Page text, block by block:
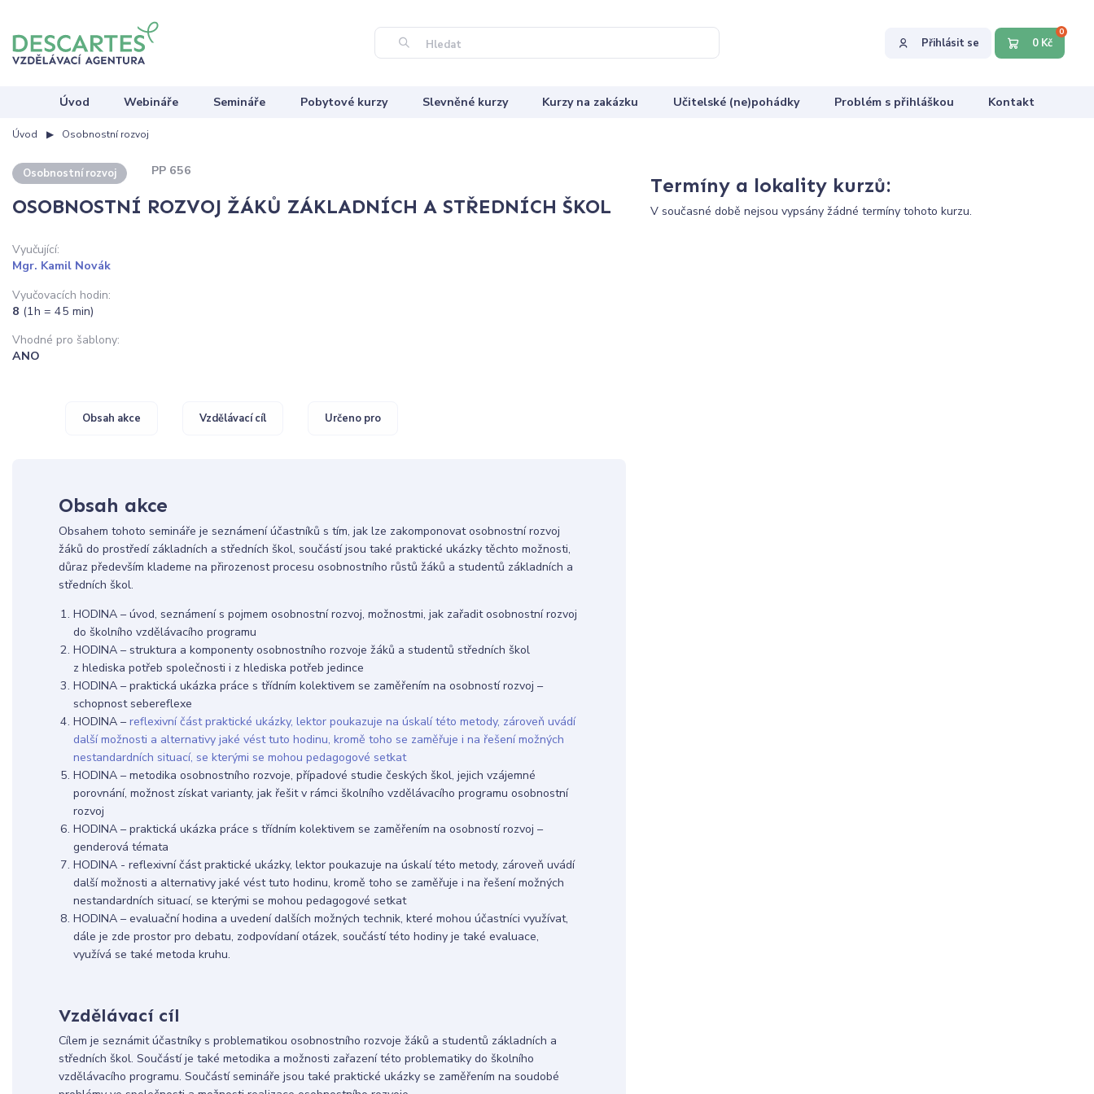
Hledat Přihlásit se 0 Kč
0
Úvod Webináře Semináře Pobytové kurzy Slevněné kurzy Kurzy na zakázku Učitelské (ne)pohádky Problém s přihláškou Kontakt
Úvod Osobnostní rozvoj
Osobnostní rozvoj PP 656
OSOBNOSTNÍ ROZVOJ ŽÁKŮ ZÁKLADNÍCH A STŘEDNÍCH ŠKOL
Vyučující:
Mgr. Kamil Novák
Vyučovacích hodin:
8 (1h = 45 min)
Vhodné pro šablony:
ANO
Obsah akce Vzdělávací cíl Určeno pro
Obsah akce
Obsahem tohoto semináře je seznámení účastníků s tím, jak lze zakomponovat osobnostní rozvoj
žáků do prostředí základních a středních škol, součástí jsou také praktické ukázky těchto možnosti,
důraz především klademe na přirozenost procesu osobnostního růstů žáků a studentů základních a
středních škol.
HODINA – úvod, seznámení s pojmem osobnostní rozvoj, možnostmi, jak zařadit osobnostní rozvoj
do školního vzdělávacího programu
HODINA – struktura a komponenty osobnostního rozvoje žáků a studentů středních škol
z hlediska potřeb společnosti i z hlediska potřeb jedince
HODINA – praktická ukázka práce s třídním kolektivem se zaměřením na osobností rozvoj –
schopnost sebereflexe
HODINA – reflexivní část praktické ukázky, lektor poukazuje na úskalí této metody, zároveň uvádí
další možnosti a alternativy jaké vést tuto hodinu, kromě toho se zaměřuje i na řešení možných
nestandardních situací, se kterými se mohou pedagogové setkat
HODINA – metodika osobnostního rozvoje, případové studie českých škol, jejich vzájemné
porovnání, možnost získat varianty, jak řešit v rámci školního vzdělávacího programu osobnostní
rozvoj
HODINA – praktická ukázka práce s třídním kolektivem se zaměřením na osobností rozvoj –
genderová témata
HODINA - reflexivní část praktické ukázky, lektor poukazuje na úskalí této metody, zároveň uvádí
další možnosti a alternativy jaké vést tuto hodinu, kromě toho se zaměřuje i na řešení možných
nestandardních situací, se kterými se mohou pedagogové setkat
HODINA – evaluační hodina a uvedení dalších možných technik, které mohou účastníci využívat,
dále je zde prostor pro debatu, zodpovídaní otázek, součástí této hodiny je také evaluace,
využívá se také metoda kruhu.
Vzdělávací cíl
Cílem je seznámit účastníky s problematikou osobnostního rozvoje žáků a studentů základních a
středních škol. Součástí je také metodika a možnosti zařazení této problematiky do školního
vzdělávacího programu. Součástí semináře jsou také praktické ukázky se zaměřením na soudobé
Termíny a lokality kurzů:
V současné době nejsou vypsány žádné termíny tohoto kurzu.